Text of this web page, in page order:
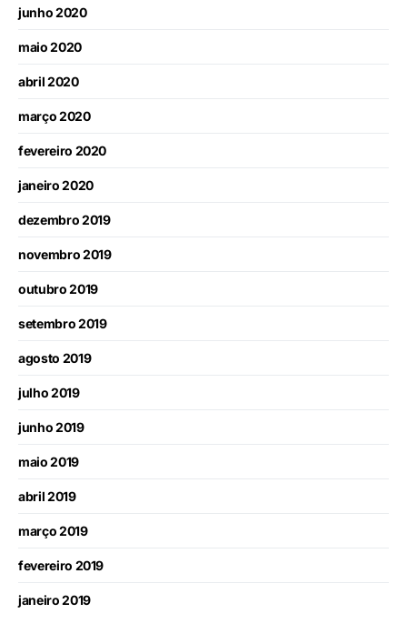
junho 2020
maio 2020
abril 2020
março 2020
fevereiro 2020
janeiro 2020
dezembro 2019
novembro 2019
outubro 2019
setembro 2019
agosto 2019
julho 2019
junho 2019
maio 2019
abril 2019
março 2019
fevereiro 2019
janeiro 2019